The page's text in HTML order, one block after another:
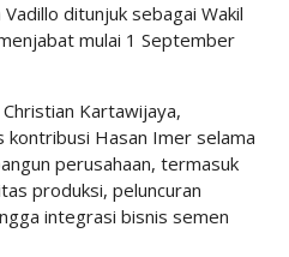
ditunjuk sebagai Wakil
mulai 1 September
Kartawijaya,
kontribusi Hasan Imer selama
perusahaan, termasuk
produksi, peluncuran
integrasi bisnis semen